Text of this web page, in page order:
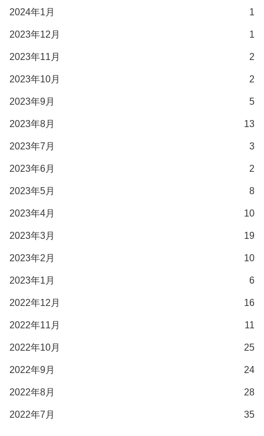
2024年1月 1
2023年12月 1
2023年11月 2
2023年10月 2
2023年9月 5
2023年8月 13
2023年7月 3
2023年6月 2
2023年5月 8
2023年4月 10
2023年3月 19
2023年2月 10
2023年1月 6
2022年12月 16
2022年11月 11
2022年10月 25
2022年9月 24
2022年8月 28
2022年7月 35